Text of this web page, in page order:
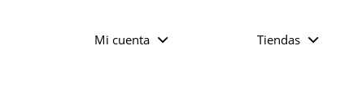
Mi cuenta Tiendas